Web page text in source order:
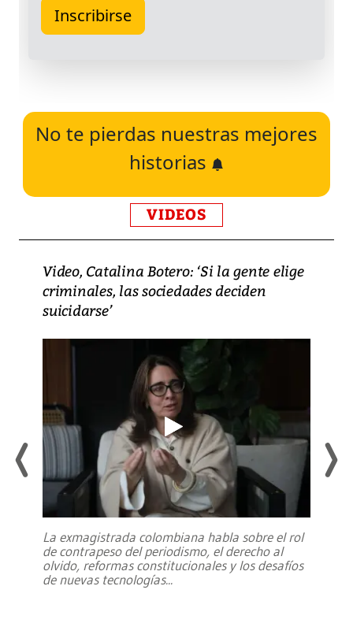
No te pierdas nuestras mejores
historias
VIDEOS
Video, Catalina Botero: ‘Si la gente elige
criminales, las sociedades deciden
suicidarse’
La exmagistrada colombiana habla sobre el rol
de contrapeso del periodismo, el derecho al
olvido, reformas constitucionales y los desafíos
de nuevas tecnologías...